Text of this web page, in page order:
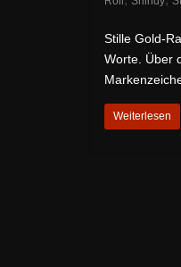
Stille Gold-
Worte. Über
Weiterlesen